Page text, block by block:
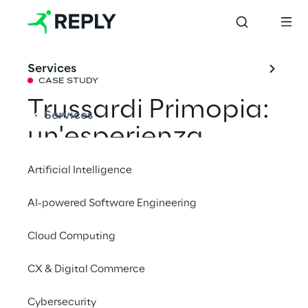
Services
Services
Artificial Intelligence
AI-powered Software Engineering
Cloud Computing
CX & Digital Commerce
Cybersecurity
CASE STUDY
Trussardi Primopia:
un'esperienza
interattiva su
Fornite
Xister Reply ha creato Primopia, un'isola
Primo, la nuova fragranza maschile di
Trussardi Parfums. La campagna ha